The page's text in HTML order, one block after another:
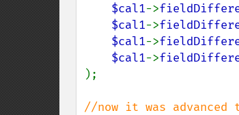
$cal1->
$cal1->
$cal1->
$cal1->
);
//now it was